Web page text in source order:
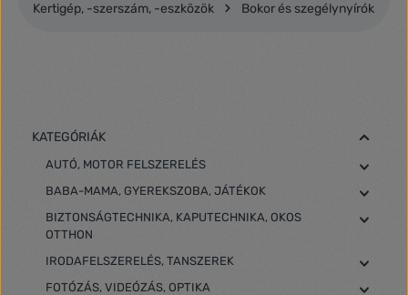
Kertigép, -szerszám, -eszközök
Bokor és szegélynyírók
KATEGÓRIÁK
AUTÓ, MOTOR FELSZERELÉS
BABA-MAMA, GYEREKSZOBA, JÁTÉKOK
BIZTONSÁGTECHNIKA, KAPUTECHNIKA, OKOS
OTTHON
IRODAFELSZERELÉS, TANSZEREK
FOTÓZÁS, VIDEÓZÁS, OPTIKA